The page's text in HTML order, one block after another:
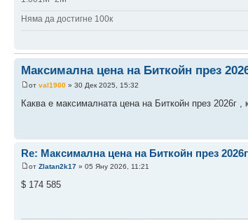
Няма да достигне 100к
Максимална цена на Биткойн през
от val1900 » 30 Дек 2025, 15:32
Каква е максималната цена на Биткойн през 2026г ,
Re: Максимална цена на Биткойн през 2026г
от Zlatan2k17 » 05 Яну 2026, 11:21
$ 174 585